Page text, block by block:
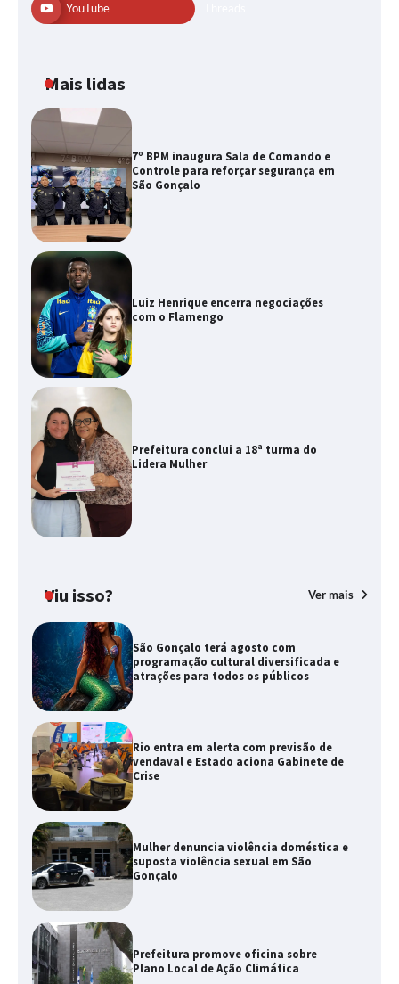
YouTube
Mais lidas
7º BPM inaugura Sala de Comando e
Controle para reforçar segurança em
São Gonçalo
Luiz Henrique encerra negociações
com o Flamengo
Prefeitura conclui a 18ª turma do
Lidera Mulher
Viu isso? Ver mais
São Gonçalo terá agosto com
programação cultural diversificada e
atrações para todos os públicos
Rio entra em alerta com previsão de
vendaval e Estado aciona Gabinete de
Crise
Mulher denuncia violência doméstica e
suposta violência sexual em São
Gonçalo
Prefeitura promove oficina sobre
Plano Local de Ação Climática